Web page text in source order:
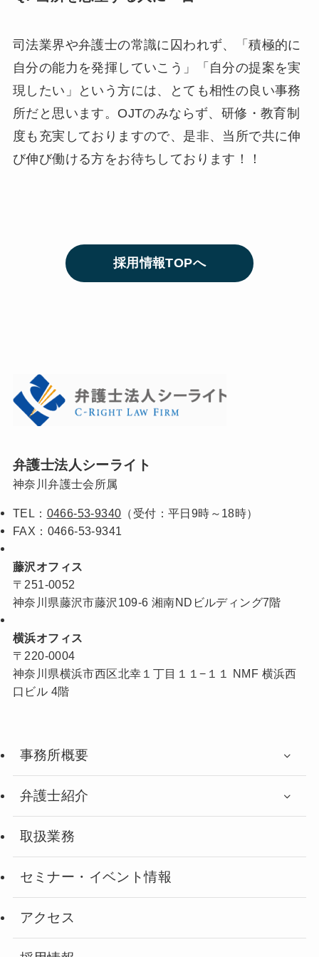
司法業界や弁護士の常識に囚われず、「積極的に
自分の能力を発揮していこう」「自分の提案を実
現したい」という方には、とても相性の良い事務
所だと思います。OJTのみならず、研修・教育制
度も充実しておりますので、是非、当所で共に伸
び伸び働ける方をお待ちしております！！
採用情報TOPへ
弁護士法人シーライト
神奈川弁護士会所属
TEL： 0466-53-9340 （受付：平日9時～18時）
FAX：0466-53-9341
藤沢オフィス
〒251-0052
神奈川県藤沢市藤沢109-6 湘南NDビルディング7階
横浜オフィス
〒220-0004
神奈川県横浜市西区北幸１丁目１１−１１ NMF 横浜西
口ビル 4階
事務所概要
弁護士紹介
取扱業務
セミナー・イベント情報
アクセス